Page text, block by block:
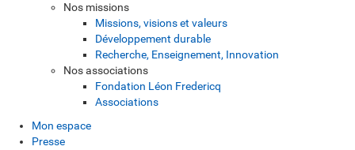
Nos missions
Missions, visions et valeurs
Développement durable
Recherche, Enseignement, Innovation
Nos associations
Fondation Léon Fredericq
Associations
Mon espace
Presse